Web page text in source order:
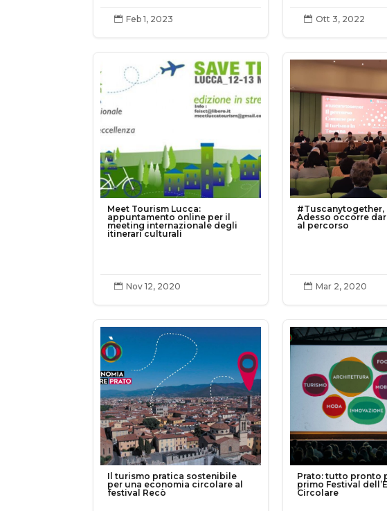
 Feb 1, 2023  Ott 3, 2022
Meet Tourism Lucca:
appuntamento online per il
meeting internazionale degli
itinerari culturali
 Nov 12, 2020
#Tuscanytogether,
Adesso occorre
al percorso
 Mar 2, 2020
Il turismo pratica sostenibile
per una economia circolare al
festival Recò
Prato: tutto pronto
primo Festival
Circolare